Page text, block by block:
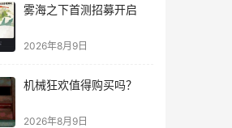
雾海之下首测招募开启
2026年8月9日
机械狂欢值得购买吗？
2026年8月9日